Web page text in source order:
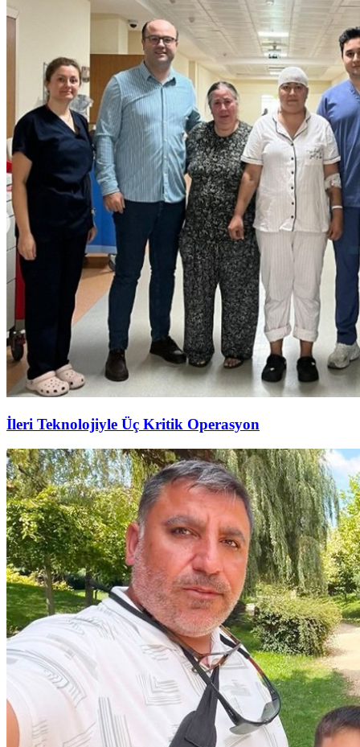
İleri Teknolojiyle Üç Kritik Operasyon